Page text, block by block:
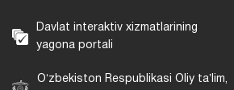
Davlat interaktiv xizmatlarining
yagona portali
Oʻzbekiston Respublikasi Oliy taʼlim,